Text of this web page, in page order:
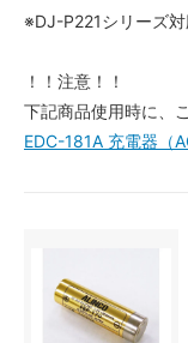
※DJ-P221シリーズ
！！注意！！
下記商品使用時に、
EDC-181A 充電器（